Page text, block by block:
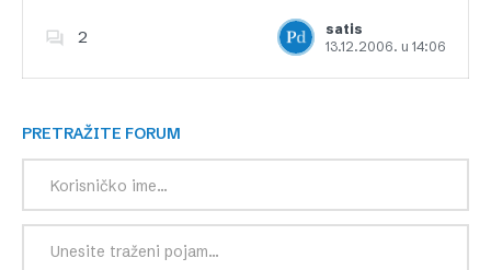
2
satis
13.12.2006. u 14:06
Dodajte u favorite
PRETRAŽITE FORUM